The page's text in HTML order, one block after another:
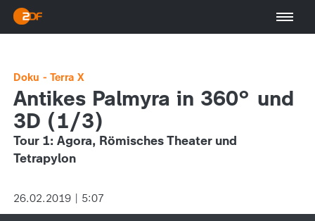
Doku - Terra X
Antikes Palmyra in 360° und
3D (1/3)
Tour 1: Agora, Römisches Theater und
Tetrapylon
26.02.2019 | 5:07